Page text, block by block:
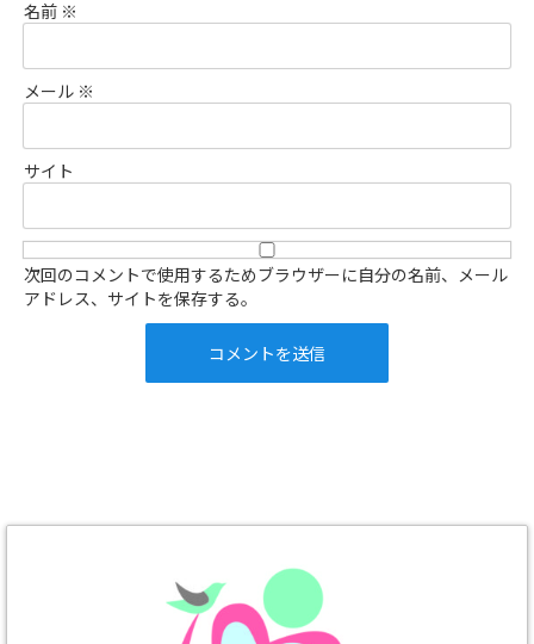
名前 ※
メール ※
サイト
次回のコメントで使用するためブラウザーに自分の名前、メール
アドレス、サイトを保存する。